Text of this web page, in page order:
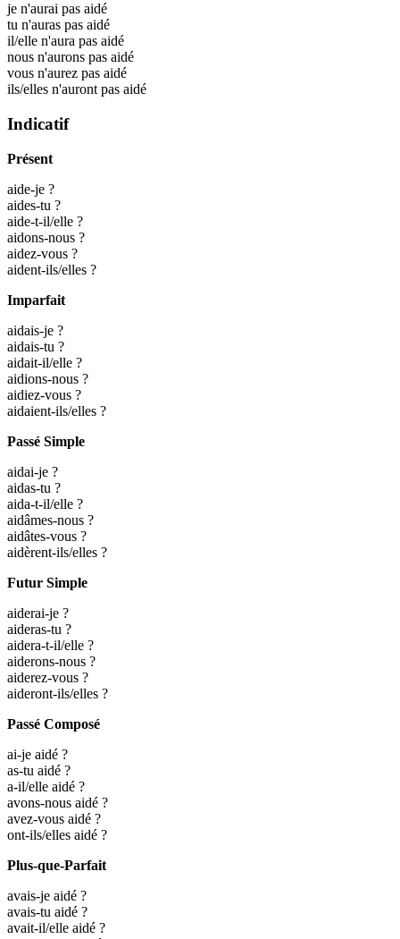
je n'aurai pas aidé
tu n'auras pas aidé
il/elle n'aura pas aidé
nous n'aurons pas aidé
vous n'aurez pas aidé
ils/elles n'auront pas aidé
Indicatif
Présent
aide-je ?
aides-tu ?
aide-t-il/elle ?
aidons-nous ?
aidez-vous ?
aident-ils/elles ?
Imparfait
aidais-je ?
aidais-tu ?
aidait-il/elle ?
aidions-nous ?
aidiez-vous ?
aidaient-ils/elles ?
Passé Simple
aidai-je ?
aidas-tu ?
aida-t-il/elle ?
aidâmes-nous ?
aidâtes-vous ?
aidèrent-ils/elles ?
Futur Simple
aiderai-je ?
aideras-tu ?
aidera-t-il/elle ?
aiderons-nous ?
aiderez-vous ?
aideront-ils/elles ?
Passé Composé
ai-je aidé ?
as-tu aidé ?
a-il/elle aidé ?
avons-nous aidé ?
avez-vous aidé ?
ont-ils/elles aidé ?
Plus-que-Parfait
avais-je aidé ?
avais-tu aidé ?
avait-il/elle aidé ?